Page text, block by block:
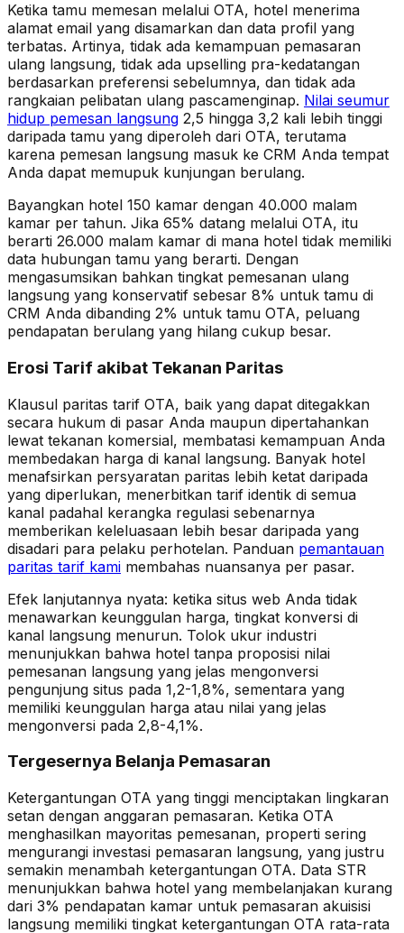
Ketika tamu memesan melalui OTA, hotel menerima
alamat email yang disamarkan dan data profil yang
terbatas. Artinya, tidak ada kemampuan pemasaran
ulang langsung, tidak ada upselling pra-kedatangan
berdasarkan preferensi sebelumnya, dan tidak ada
rangkaian pelibatan ulang pascamenginap. Nilai seumur
hidup pemesan langsung 2,5 hingga 3,2 kali lebih tinggi
daripada tamu yang diperoleh dari OTA, terutama
karena pemesan langsung masuk ke CRM Anda tempat
Anda dapat memupuk kunjungan berulang.
Bayangkan hotel 150 kamar dengan 40.000 malam
kamar per tahun. Jika 65% datang melalui OTA, itu
berarti 26.000 malam kamar di mana hotel tidak memiliki
data hubungan tamu yang berarti. Dengan
mengasumsikan bahkan tingkat pemesanan ulang
langsung yang konservatif sebesar 8% untuk tamu di
CRM Anda dibanding 2% untuk tamu OTA, peluang
pendapatan berulang yang hilang cukup besar.
Erosi Tarif akibat Tekanan Paritas
Klausul paritas tarif OTA, baik yang dapat ditegakkan
secara hukum di pasar Anda maupun dipertahankan
lewat tekanan komersial, membatasi kemampuan Anda
membedakan harga di kanal langsung. Banyak hotel
menafsirkan persyaratan paritas lebih ketat daripada
yang diperlukan, menerbitkan tarif identik di semua
kanal padahal kerangka regulasi sebenarnya
memberikan keleluasaan lebih besar daripada yang
disadari para pelaku perhotelan. Panduan pemantauan
paritas tarif kami membahas nuansanya per pasar.
Efek lanjutannya nyata: ketika situs web Anda tidak
menawarkan keunggulan harga, tingkat konversi di
kanal langsung menurun. Tolok ukur industri
menunjukkan bahwa hotel tanpa proposisi nilai
pemesanan langsung yang jelas mengonversi
pengunjung situs pada 1,2-1,8%, sementara yang
memiliki keunggulan harga atau nilai yang jelas
mengonversi pada 2,8-4,1%.
Tergesernya Belanja Pemasaran
Ketergantungan OTA yang tinggi menciptakan lingkaran
setan dengan anggaran pemasaran. Ketika OTA
menghasilkan mayoritas pemesanan, properti sering
mengurangi investasi pemasaran langsung, yang justru
semakin menambah ketergantungan OTA. Data STR
menunjukkan bahwa hotel yang membelanjakan kurang
dari 3% pendapatan kamar untuk pemasaran akuisisi
langsung memiliki tingkat ketergantungan OTA rata-rata